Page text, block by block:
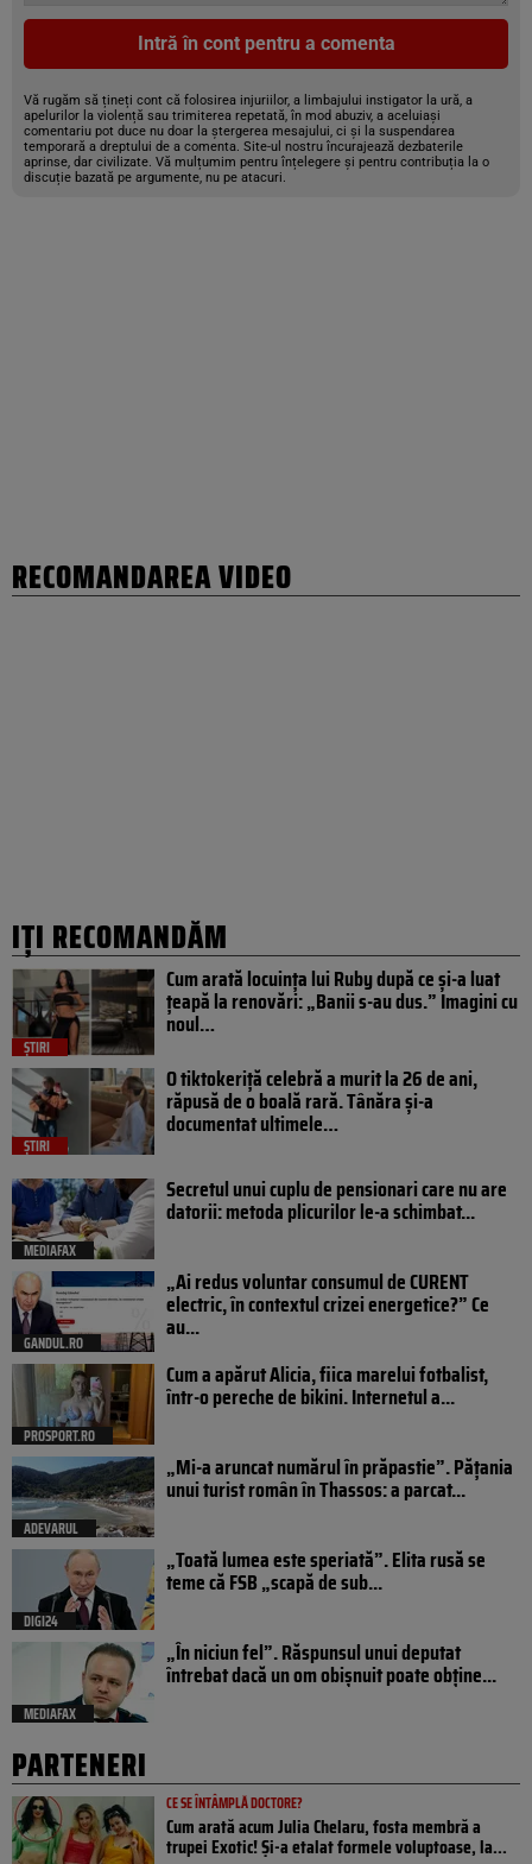
Intră în cont pentru a comenta
Vă rugăm să țineți cont că folosirea injuriilor, a limbajului instigator la ură, a
apelurilor la violență sau trimiterea repetată, în mod abuziv, a aceluiași
comentariu pot duce nu doar la ștergerea mesajului, ci și la suspendarea
temporară a dreptului de a comenta. Site-ul nostru încurajează dezbaterile
aprinse, dar civilizate. Vă mulțumim pentru înțelegere și pentru contribuția la o
discuție bazată pe argumente, nu pe atacuri.
RECOMANDAREA VIDEO
IȚI RECOMANDĂM
ȘTIRI
Cum arată locuința lui Ruby după ce și-a luat
țeapă la renovări: „Banii s-au dus.” Imagini cu
noul…
ȘTIRI
O tiktokeriță celebră a murit la 26 de ani,
răpusă de o boală rară. Tânăra și-a
documentat ultimele…
MEDIAFAX
Secretul unui cuplu de pensionari care nu are
datorii: metoda plicurilor le-a schimbat...
GANDUL.RO
„Ai redus voluntar consumul de CURENT
electric, în contextul crizei energetice?” Ce
au...
PROSPORT.RO
Cum a apărut Alicia, fiica marelui fotbalist,
într-o pereche de bikini. Internetul a...
ADEVARUL
„Mi-a aruncat numărul în prăpastie”. Pățania
unui turist român în Thassos: a parcat...
DIGI24
„Toată lumea este speriată”. Elita rusă se
teme că FSB „scapă de sub...
MEDIAFAX
„În niciun fel”. Răspunsul unui deputat
întrebat dacă un om obișnuit poate obține...
PARTENERI
CE SE ÎNTÂMPLĂ DOCTORE?
Cum arată acum Julia Chelaru, fosta membră a
trupei Exotic! Și-a etalat formele voluptoase, la...